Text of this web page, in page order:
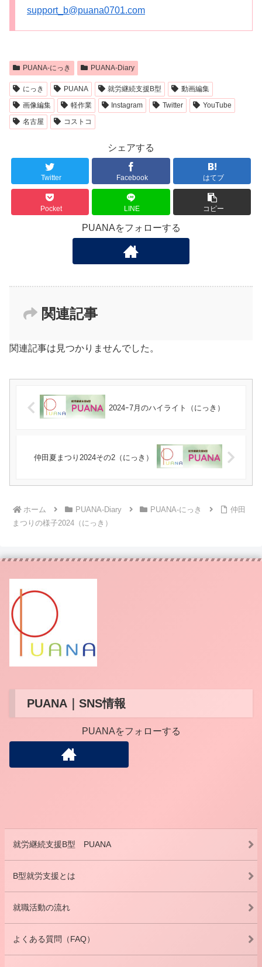
support_b@puana0701.com
PUANA-にっき PUANA-Diary
にっき PUANA 就労継続支援B型
動画編集
画像編集
軽作業 Instagram Twitter
YouTube
名古屋
コストコ
シェアする
Twitter Facebook はてブ
Pocket LINE コピー
PUANAをフォローする
関連記事
関連記事は見つかりませんでした。
2024ｰ7月のハイライト（にっき）
仲田夏まつり2024その2（にっき）
ホーム PUANA-Diary PUANA-にっき
仲田
まつりの様子2024（にっき）
PUANA｜SNS情報
PUANAをフォローする
就労継続支援B型 PUANA
B型就労支援とは
就職活動の流れ
よくある質問（FAQ）